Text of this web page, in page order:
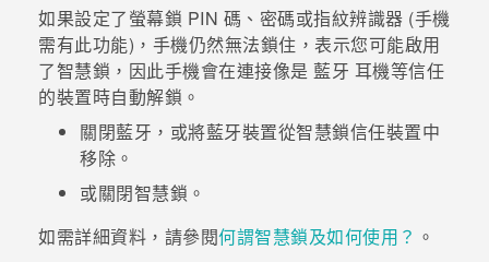
優惠專區
焦點訊息
校園專案
企業採購
銷售門市
銷售通路
支援服務
VIVELAND
如果設定了螢幕鎖 PIN 碼、密碼或指紋辨識器 (手機
需有此功能)，手機仍然無法鎖住，表示您可能啟用
了智慧鎖，因此手機會在連接像是 藍牙 耳機等信任
的裝置時自動解鎖。
關閉藍牙 ，或將藍牙裝置從智慧鎖信任裝置中
移除。
或關閉智慧鎖。
如需詳細資料，請參閱何謂智慧鎖及如何使用？ 。